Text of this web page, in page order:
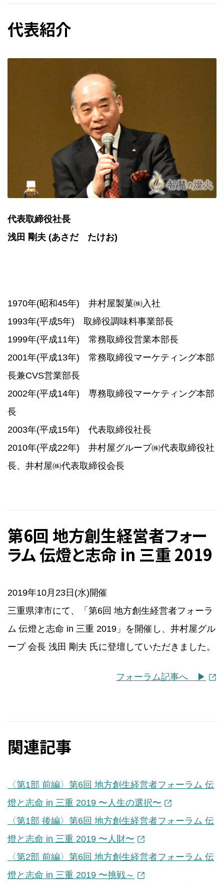
代表紹介
代表取締役社長
浅田 剛夫 (あさだ たけお)
1970年(昭和45年) 井村屋製菓㈱入社
1993年(平成5年) 取締役調味料事業部長
1999年(平成11年) 常務取締役営業本部長
2001年(平成13年) 常務取締役マーケティング本部
長兼CVS営業部長
2002年(平成14年) 専務取締役マーケティング本部
長
2003年(平成15年) 代表取締役社長
2010年(平成22年) 井村屋グループ㈱代表取締役社
長、井村屋㈱代表取締役会長
第6回 地方創生経営者フォー
ラム 伝燈と志命 in 三重 2019
2019年10月23日(水)開催
三重県津市にて、「第6回 地方創生経営者フォーラ
ム 伝燈と志命 in 三重 2019」を開催し、井村屋グル
ープ 会長 浅田 剛夫 氏に登壇していただきました。
フォーラム記事へ ▶︎
関連記事
〈第1部 前編〉第6回 地方創生経営者フォーラム 伝
燈と志命 in 三重 2019 〜人生の選択〜
〈第1部 後編〉第6回 地方創生経営者フォーラム 伝
燈と志命 in 三重 2019 〜人財〜
〈第2部 前編〉第6回 地方創生経営者フォーラム 伝
燈と志命 in 三重 2019 〜挑戦～